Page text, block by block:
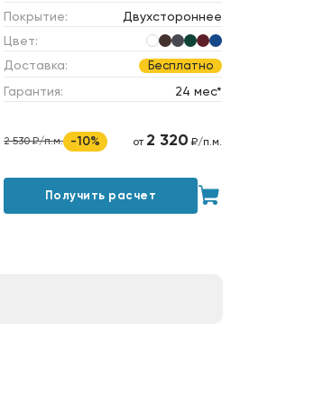
Покрытие:
Двухстороннее
Цвет:
Доставка:
Бесплатно
Гарантия: 24 мес*
2 530 ₽/п.м. -10% от 2 320 ₽/п.м.
Получить расчет